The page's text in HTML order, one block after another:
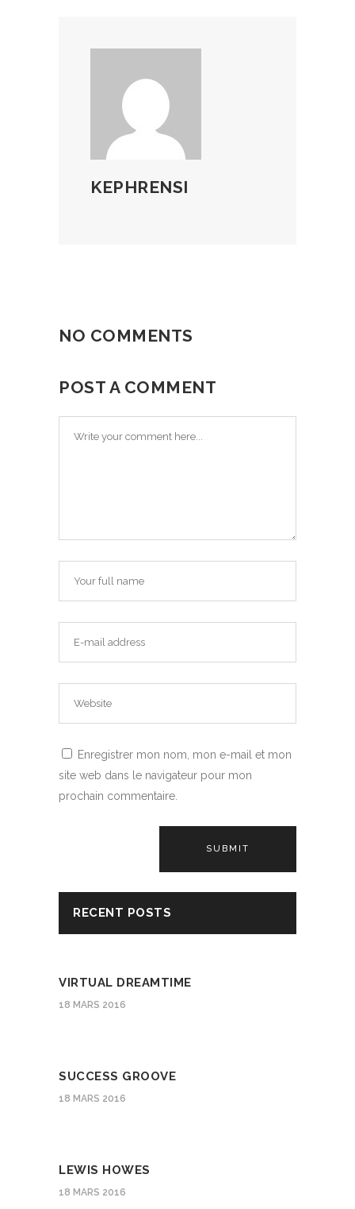
KEPHRENSI
NO COMMENTS
POST A COMMENT
Enregistrer mon nom, mon e-mail et mon
site web dans le navigateur pour mon
prochain commentaire.
RECENT POSTS
VIRTUAL DREAMTIME
18 MARS 2016
SUCCESS GROOVE
18 MARS 2016
LEWIS HOWES
18 MARS 2016